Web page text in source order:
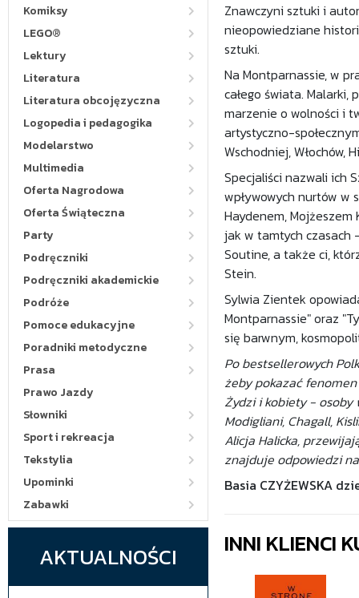
Komiksy
LEGO®
Lektury
Literatura
Literatura obcojęzyczna
Logopedia i pedagogika
Modelarstwo
Multimedia
Oferta Nagrodowa
Oferta Świąteczna
Party
Podręczniki
Podręczniki akademickie
Podróże
Pomoce edukacyjne
Poradniki metodyczne
Prasa
Prawo Jazdy
Słowniki
Sport i rekreacja
Tekstylia
Upominki
Zabawki
AKTUALNOŚCI
Znawczyni sztuki i
nieopowiedziane
sztuki.
Na Montparnassie, w
całego świata.
marzenie o wolności i
artystyczno-
Wschodniej, Włochów,
Specjaliści nazwali ich
wpływowych nurtów w
Haydenem,
jak w tamtych czasach
Soutine, a także ci,
Stein.
Sylwia Zientek
Montparnassie" oraz
się barwnym,
Po bestsellerowych
żeby pokazać
Żydzi i kobiety - osoby
Modigliani, Chagall,
Alicja Halicka,
znajduje odpowiedzi
Basia CZYŻEWSKA
INNI KLIENCI